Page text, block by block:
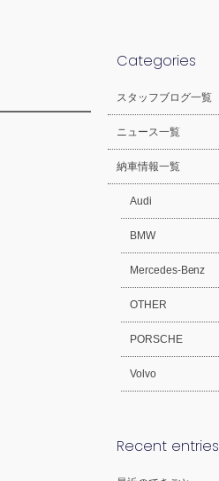
Categories
スタッフブログ一覧
ニュース一覧
納車情報一覧
Audi
BMW
Mercedes-Benz
OTHER
PORSCHE
Volvo
Recent entries